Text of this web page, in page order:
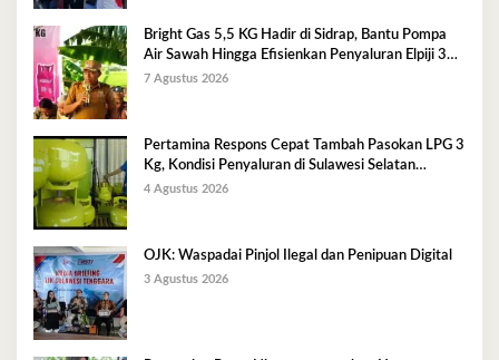
Bright Gas 5,5 KG Hadir di Sidrap, Bantu Pompa
Air Sawah Hingga Efisienkan Penyaluran Elpiji 3
Kg
7 Agustus 2026
Pertamina Respons Cepat Tambah Pasokan LPG 3
Kg, Kondisi Penyaluran di Sulawesi Selatan
Berlangsung Kondusif
4 Agustus 2026
OJK: Waspadai Pinjol Ilegal dan Penipuan Digital
3 Agustus 2026